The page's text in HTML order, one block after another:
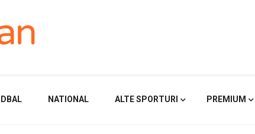
NATIONAL ALTE SPORTURI PREMIUM